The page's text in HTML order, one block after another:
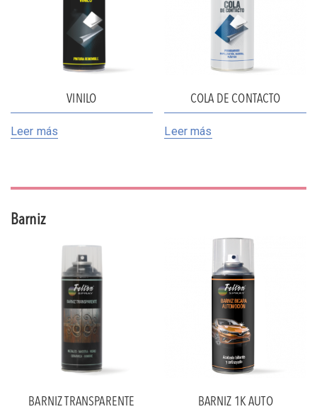
VINILO
Leer más
COLA DE CONTACTO
Leer más
Barniz
BARNIZ TRANSPARENTE BARNIZ 1K AUTO